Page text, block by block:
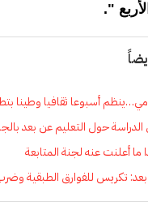
".
أسبوعا ثقافيا وطينا
حول التعليم عن بعد
أعلنت عنه لجنة المتابعة
بعد: تكريس للفوارق الطبقية